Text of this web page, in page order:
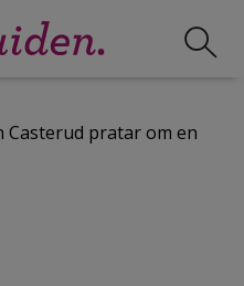
Casterud pratar om en